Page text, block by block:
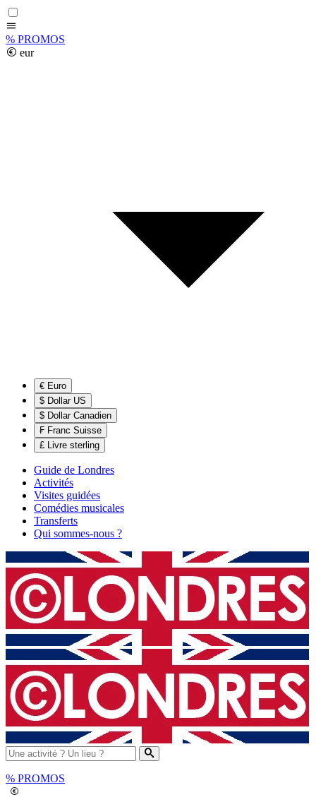
% PROMOS
eur
€ Euro
$ Dollar US
$ Dollar Canadien
₣ Franc Suisse
£ Livre sterling
Guide de Londres
Activités
Visites guidées
Comédies musicales
Transferts
Qui sommes-nous ?
% PROMOS